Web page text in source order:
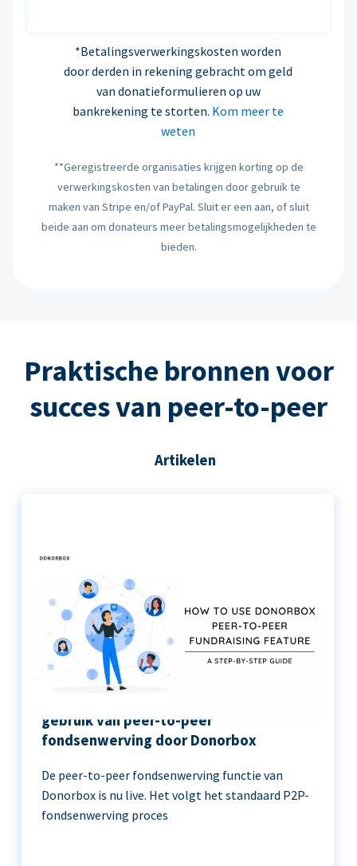
*Betalingsverwerkingskosten worden
door derden in rekening gebracht om geld
van donatieformulieren op uw
bankrekening te storten. Kom meer te
weten
**Geregistreerde organisaties krijgen korting op de
verwerkingskosten van betalingen door gebruik te
maken van Stripe en/of PayPal. Sluit er een aan, of sluit
beide aan om donateurs meer betalingsmogelijkheden te
bieden.
Praktische bronnen voor
succes van peer-to-peer
Artikelen
gebruik van peer-to-peer
fondsenwerving door Donorbox
De peer-to-peer fondsenwerving functie van
Donorbox is nu live. Het volgt het standaard P2P-
fondsenwerving proces